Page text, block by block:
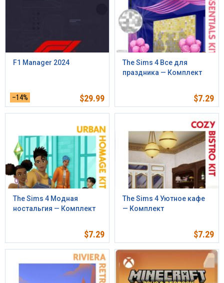
F1 Manager 2024
–14% $29.99
The Sims 4 Все для
праздника — Комплект
$7.29
The Sims 4 Модная
ностальгия — Комплект
$7.29
The Sims 4 Уютное кафе
— Комплект
$7.29